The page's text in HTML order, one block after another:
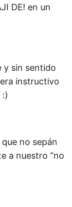
DE! en un
y sin sentido
instructivo
:)
no sepán
a nuestro “no